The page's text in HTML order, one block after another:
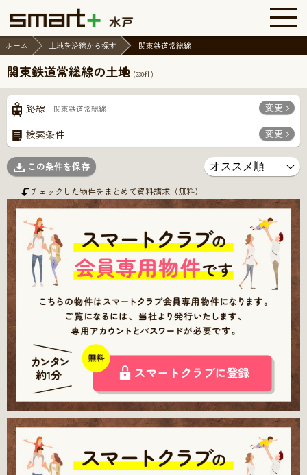
ホーム 土地を沿線から探す 関東鉄道常総線
関東鉄道常総線の土地 (230件)
路線 関東鉄道常総線 変更
検索条件 変更
この条件を保存
チェックした物件をまとめて資料請求（無料）